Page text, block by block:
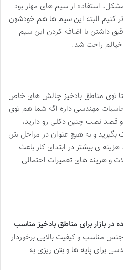
استفاده از سیم های مهار بود
کنیم البته این سیم ها هم خودشون
داشتن با اضافه کردن این سیم
راحت شد.
توی مناطق بادخیز چالش های خاص
مهندسی داره اگه شما هم توی
قصد نصب چنین دکلی رو دارید،
و به هیچ عنوان در مراحل بتن
ی بیشتر در ابتدای کار باعث
و هزینه های تعمیرات احتمالی
در بازار برای مناطق بادخیز مناسب
جنس مناسب و کیفیت بالایی برخوردار
برای پایه ها و بتن ریزی به